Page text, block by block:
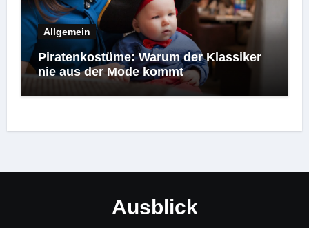
Allgemein
Piratenkostüme: Warum der Klassiker
nie aus der Mode kommt
Ausblick